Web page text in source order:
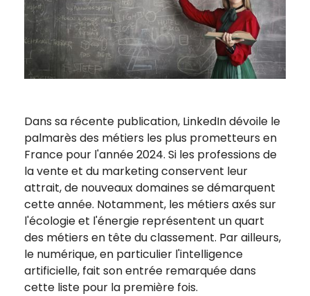
Dans sa récente publication, LinkedIn dévoile le
palmarès des métiers les plus prometteurs en
France pour l'année 2024. Si les professions de
la vente et du marketing conservent leur
attrait, de nouveaux domaines se démarquent
cette année. Notamment, les métiers axés sur
l'écologie et l'énergie représentent un quart
des métiers en tête du classement. Par ailleurs,
le numérique, en particulier l'intelligence
artificielle, fait son entrée remarquée dans
cette liste pour la première fois.